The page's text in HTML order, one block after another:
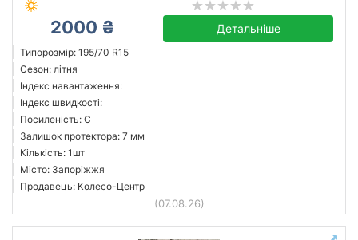
2000 ₴ Детальніше
Типорозмір: 195/70 R15
Сезон: літня
Індекс навантаження:
Індекс швидкості:
Посиленість: C
Залишок протектора: 7 мм
Кількість: 1шт
Місто: Запоріжжя
Продавець: Колесо-Центр
(07.08.26)